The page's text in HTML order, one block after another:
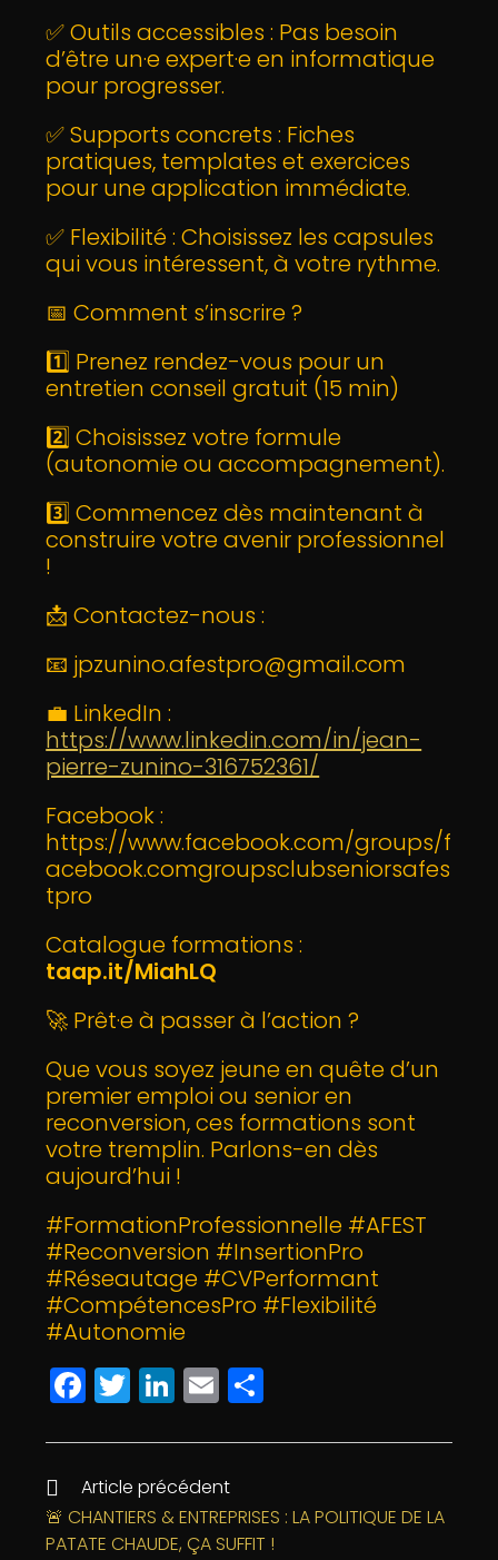
✅ Outils accessibles : Pas besoin
d’être un·e expert·e en informatique
pour progresser.
✅ Supports concrets : Fiches
pratiques, templates et exercices
pour une application immédiate.
✅ Flexibilité : Choisissez les capsules
qui vous intéressent, à votre rythme.
📅 Comment s’inscrire ?
1️⃣ Prenez rendez-vous pour un
entretien conseil gratuit (15 min)
2️⃣ Choisissez votre formule
(autonomie ou accompagnement).
3️⃣ Commencez dès maintenant à
construire votre avenir professionnel
!
📩 Contactez-nous :
📧 jpzunino.afestpro@gmail.com
💼 LinkedIn :
https://www.linkedin.com/in/jean-
pierre-zunino-316752361/
Facebook :
https://www.facebook.com/groups/f
acebook.comgroupsclubseniorsafes
tpro
Catalogue formations :
taap.it/MiahLQ
🚀 Prêt·e à passer à l’action ?
Que vous soyez jeune en quête d’un
premier emploi ou senior en
reconversion, ces formations sont
votre tremplin. Parlons-en dès
aujourd’hui !
#FormationProfessionnelle #AFEST
#Reconversion #InsertionPro
#Réseautage #CVPerformant
#CompétencesPro #Flexibilité
#Autonomie
F
a
c
e
b
T
w
itt
e
r
Li
n
k
e
dI
E
m
ai
l
rt
g
Article précédent
🚨 CHANTIERS & ENTREPRISES : LA POLITIQUE DE LA
PATATE CHAUDE, ÇA SUFFIT !